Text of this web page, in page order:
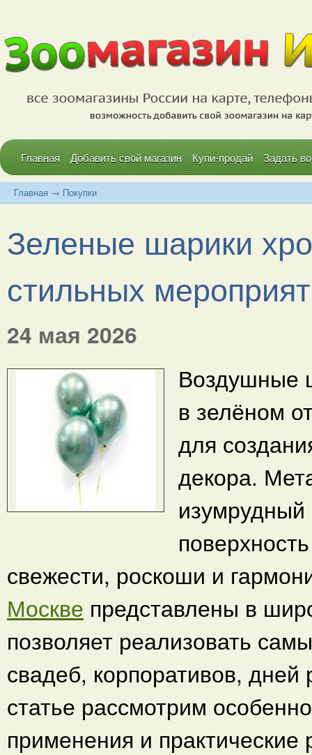
Главная Добавить свой магазин Купи-продай Задать
Главная → Покупки
Зеленые шарики
стильных
24 мая 2026
Воздушные
в зелёном
для
декора.
свежести, роскоши и
Москве представлены в
позволяет реализовать
свадеб, корпоративов,
статье рассмотрим
применения и